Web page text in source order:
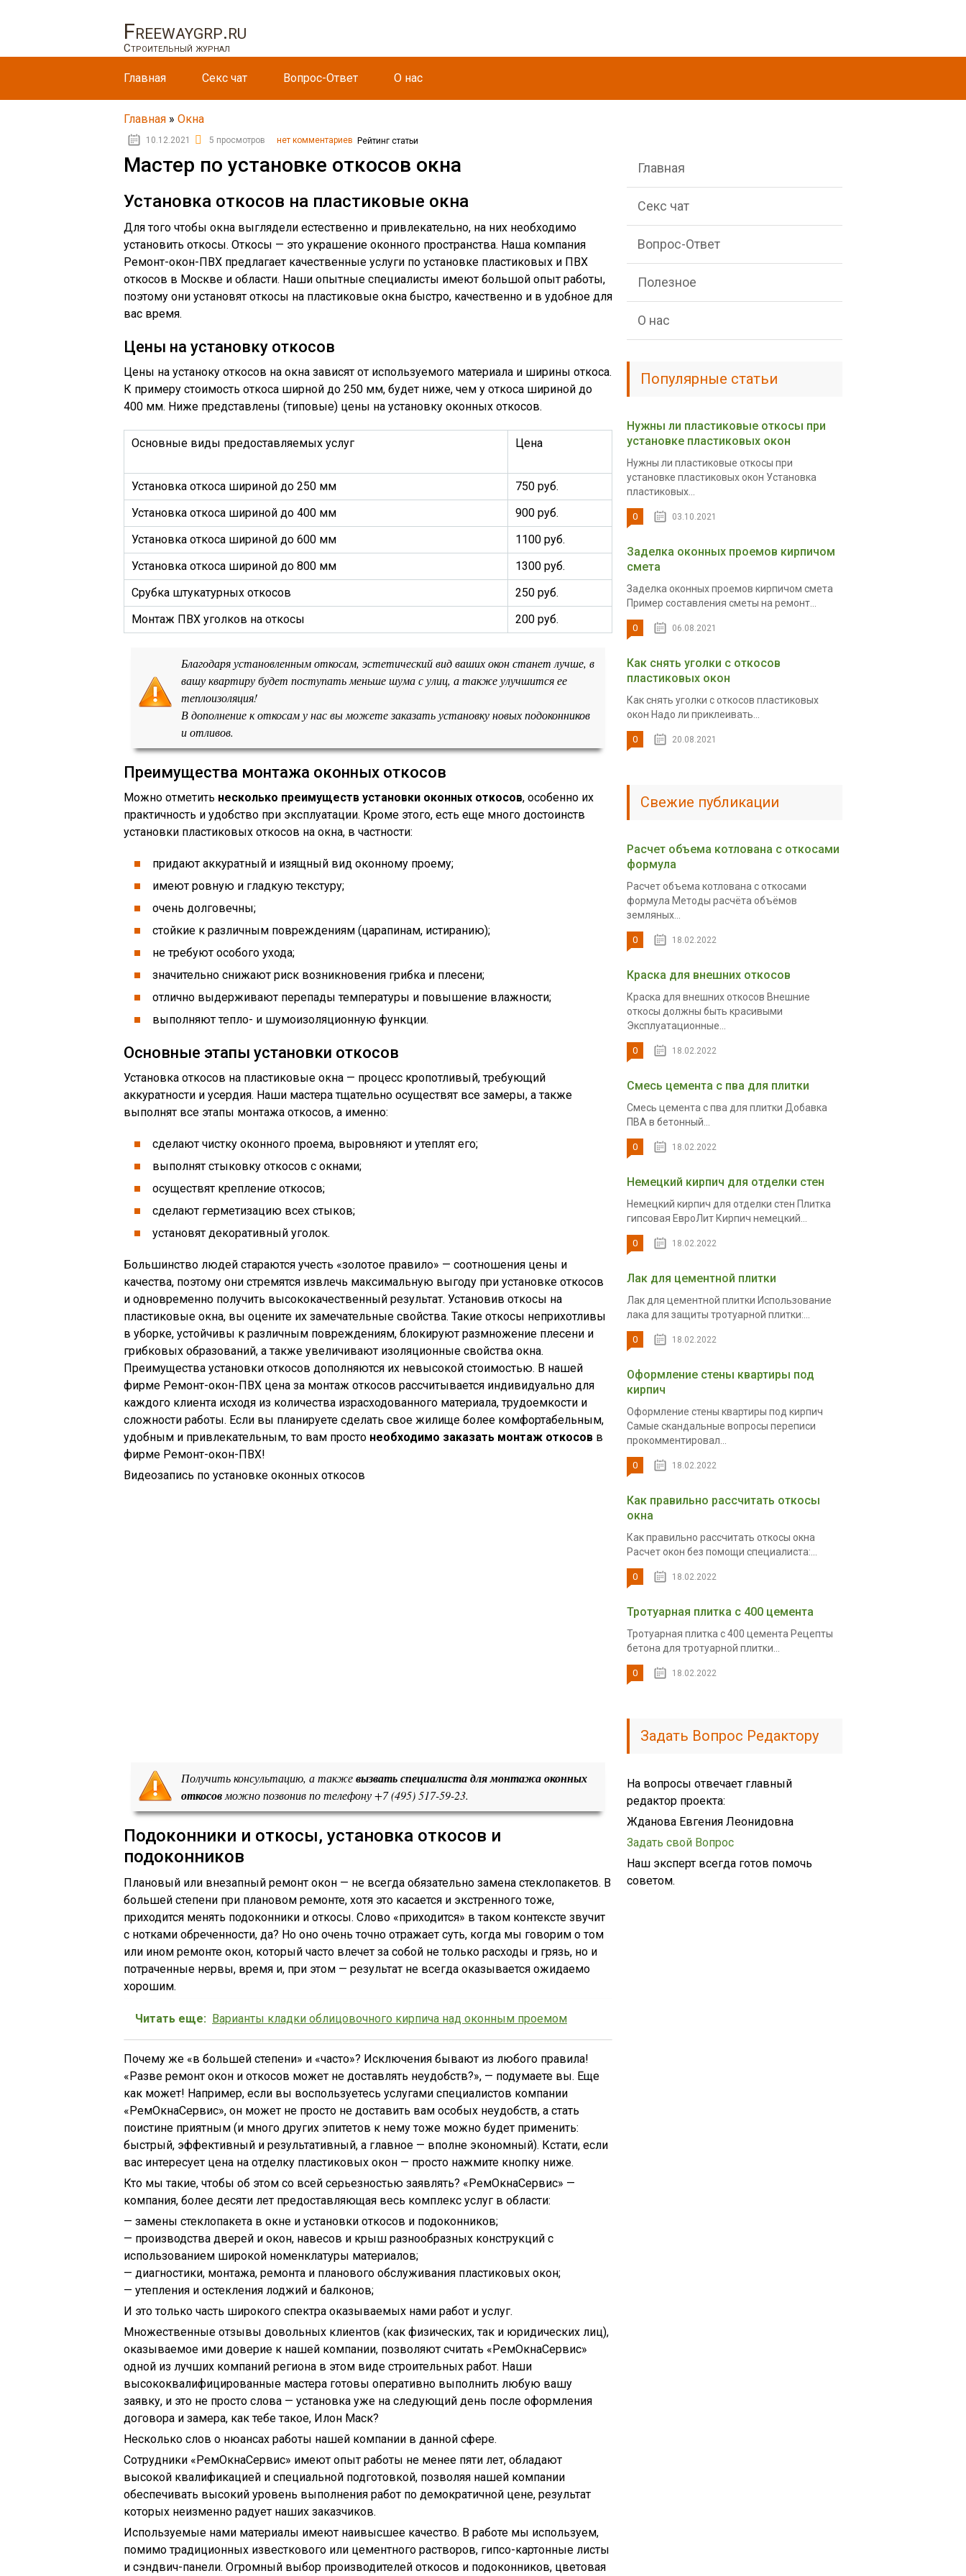
Freewaygrp.ru
Строительный журнал
Главная Секс чат Вопрос-Ответ О нас
Главная » Окна
10.12.2021 5 просмотров нет комментариев Рейтинг статьи
Мастер по установке откосов окна
Установка откосов на пластиковые окна
Для того чтобы окна выглядели естественно и привлекательно, на них необходимо
установить откосы. Откосы — это украшение оконного пространства. Наша компания
Ремонт-окон-ПВХ предлагает качественные услуги по установке пластиковых и ПВХ
откосов в Москве и области. Наши опытные специалисты имеют большой опыт работы,
поэтому они установят откосы на пластиковые окна быстро, качественно и в удобное для
вас время.
Цены на установку откосов
Цены на устаноку откосов на окна зависят от используемого материала и ширины откоса.
К примеру стоимость откоса ширной до 250 мм, будет ниже, чем у откоса шириной до
400 мм. Ниже представлены (типовые) цены на установку оконных откосов.
Основные виды предоставляемых услуг Цена
Установка откоса шириной до 250 мм
750 руб.
Установка откоса шириной до 400 мм
900 руб.
Установка откоса шириной до 600 мм
1100 руб.
Установка откоса шириной до 800 мм
1300 руб.
Срубка штукатурных откосов
250 руб.
Монтаж ПВХ уголков на откосы
200 руб.
Благодаря установленным откосам, эстетический вид ваших окон станет лучше, в
вашу квартиру будет поступать меньше шума с улиц, а также улучшится ее
теплоизоляция!
В дополнение к откосам у нас вы можете заказать установку новых подоконников
и отливов.
Преимущества монтажа оконных откосов
Можно отметить несколько преимуществ установки оконных откосов, особенно их
практичность и удобство при эксплуатации. Кроме этого, есть еще много достоинств
установки пластиковых откосов на окна, в частности:
придают аккуратный и изящный вид оконному проему;
имеют ровную и гладкую текстуру;
очень долговечны;
стойкие к различным повреждениям (царапинам, истиранию);
не требуют особого ухода;
значительно снижают риск возникновения грибка и плесени;
отлично выдерживают перепады температуры и повышение влажности;
выполняют тепло- и шумоизоляционную функции.
Основные этапы установки откосов
Установка откосов на пластиковые окна — процесс кропотливый, требующий
аккуратности и усердия. Наши мастера тщательно осуществят все замеры, а также
выполнят все этапы монтажа откосов, а именно:
сделают чистку оконного проема, выровняют и утеплят его;
выполнят стыковку откосов с окнами;
осуществят крепление откосов;
сделают герметизацию всех стыков;
установят декоративный уголок.
Большинство людей стараются учесть «золотое правило» — соотношения цены и
качества, поэтому они стремятся извлечь максимальную выгоду при установке откосов
и одновременно получить высококачественный результат. Установив откосы на
пластиковые окна, вы оцените их замечательные свойства. Такие откосы неприхотливы
в уборке, устойчивы к различным повреждениям, блокируют размножение плесени и
грибковых образований, а также увеличивают изоляционные свойства окна.
Преимущества установки откосов дополняются их невысокой стоимостью. В нашей
фирме Ремонт-окон-ПВХ цена за монтаж откосов рассчитывается индивидуально для
каждого клиента исходя из количества израсходованного материала, трудоемкости и
сложности работы. Если вы планируете сделать свое жилище более комфортабельным,
удобным и привлекательным, то вам просто необходимо заказать монтаж откосов в
фирме Ремонт-окон-ПВХ!
Видеозапись по установке оконных откосов
Получить консультацию, а такжевызвать специалиста для монтажа оконных
откосов можно позвонив по телефону +7 (495) 517-59-23.
Подоконники и откосы, установка откосов и
подоконников
Плановый или внезапный ремонт окон — не всегда обязательно замена стеклопакетов. В
большей степени при плановом ремонте, хотя это касается и экстренного тоже,
приходится менять подоконники и откосы. Слово «приходится» в таком контексте звучит
с нотками обреченности, да? Но оно очень точно отражает суть, когда мы говорим о том
или ином ремонте окон, который часто влечет за собой не только расходы и грязь, но и
потраченные нервы, время и, при этом — результат не всегда оказывается ожидаемо
хорошим.
Читать еще: Варианты кладки облицовочного кирпича над оконным проемом
Почему же «в большей степени» и «часто»? Исключения бывают из любого правила!
«Разве ремонт окон и откосов может не доставлять неудобств?», — подумаете вы. Еще
как может! Например, если вы воспользуетесь услугами специалистов компании
«РемОкнаСервис», он может не просто не доставить вам особых неудобств, а стать
поистине приятным (и много других эпитетов к нему тоже можно будет применить:
быстрый, эффективный и результативный, а главное — вполне экономный). Кстати, если
вас интересует цена на отделку пластиковых окон — просто нажмите кнопку ниже.
Кто мы такие, чтобы об этом со всей серьезностью заявлять? «РемОкнаСервис» —
компания, более десяти лет предоставляющая весь комплекс услуг в области:
— замены стеклопакета в окне и установки откосов и подоконников;
— производства дверей и окон, навесов и крыш разнообразных конструкций с
использованием широкой номенклатуры материалов;
— диагностики, монтажа, ремонта и планового обслуживания пластиковых окон;
— утепления и остекления лоджий и балконов;
И это только часть широкого спектра оказываемых нами работ и услуг.
Множественные отзывы довольных клиентов (как физических, так и юридических лиц),
оказываемое ими доверие к нашей компании, позволяют считать «РемОкнаСервис»
одной из лучших компаний региона в этом виде строительных работ. Наши
высококвалифицированные мастера готовы оперативно выполнить любую вашу
заявку, и это не просто слова — установка уже на следующий день после оформления
договора и замера, как тебе такое, Илон Маск?
Несколько слов о нюансах работы нашей компании в данной сфере.
Сотрудники «РемОкнаСервис» имеют опыт работы не менее пяти лет, обладают
высокой квалификацией и специальной подготовкой, позволяя нашей компании
обеспечивать высокий уровень выполнения работ по демократичной цене, результат
которых неизменно радует наших заказчиков.
Используемые нами материалы имеют наивысшее качество. В работе мы используем,
помимо традиционных известкового или цементного растворов, гипсо-картонные листы
и сэндвич-панели. Огромный выбор производителей откосов и подоконников, цветовая
Главная
Секс чат
Вопрос-Ответ
Полезное
О нас
Популярные статьи
Нужны ли пластиковые откосы при
установке пластиковых окон
Нужны ли пластиковые откосы при
установке пластиковых окон Установка
пластиковых...
0 03.10.2021
Заделка оконных проемов кирпичом
смета
Заделка оконных проемов кирпичом смета
Пример составления сметы на ремонт...
0 06.08.2021
Как снять уголки с откосов
пластиковых окон
Как снять уголки с откосов пластиковых
окон Надо ли приклеивать...
0 20.08.2021
Свежие публикации
Расчет объема котлована с откосами
формула
Расчет объема котлована с откосами
формула Методы расчёта объёмов
земляных...
0 18.02.2022
Краска для внешних откосов
Краска для внешних откосов Внешние
откосы должны быть красивыми
Эксплуатационные...
0 18.02.2022
Смесь цемента с пва для плитки
Смесь цемента с пва для плитки Добавка
ПВА в бетонный...
0 18.02.2022
Немецкий кирпич для отделки стен
Немецкий кирпич для отделки стен Плитка
гипсовая ЕвроЛит Кирпич немецкий...
0 18.02.2022
Лак для цементной плитки
Лак для цементной плитки Использование
лака для защиты тротуарной плитки:...
0 18.02.2022
Оформление стены квартиры под
кирпич
Оформление стены квартиры под кирпич
Самые скандальные вопросы переписи
прокомментировал...
0 18.02.2022
Как правильно рассчитать откосы
окна
Как правильно рассчитать откосы окна
Расчет окон без помощи специалиста:...
0 18.02.2022
Тротуарная плитка с 400 цемента
Тротуарная плитка с 400 цемента Рецепты
бетона для тротуарной плитки...
0 18.02.2022
Задать Вопрос Редактору
На вопросы отвечает главный
редактор проекта:
Жданова Евгения Леонидовна
Задать свой Вопрос
Наш эксперт всегда готов помочь
советом.